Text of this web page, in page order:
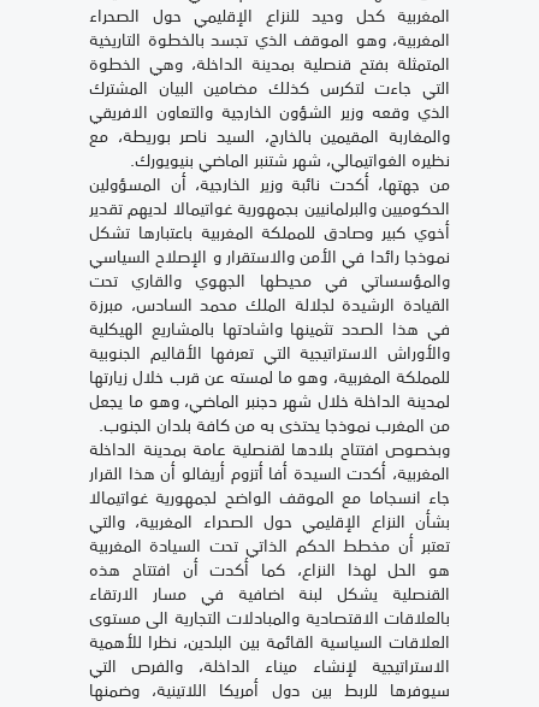
المغربية كحل وحيد للنزاع الإقليمي حول الصحراء
المغربية، وهو الموقف الذي تجسد بالخطوة التاريخية
المتمثلة بفتح قنصلية بمدينة الداخلة، وهي الخطوة
التي جاءت لتكرس كذلك مضامين البيان المشترك
الذي وقعه وزير الشؤون الخارجية والتعاون الافريقي
والمغاربة المقيمين بالخارج، السيد ناصر بوريطة، مع
نظيره الغواتيمالي، شهر شتنبر الماضي بنيويورك.
من جهتها، أكدت نائبة وزير الخارجية، أن المسؤولين
الحكوميين والبرلمانيين بجمهورية غواتيمالا لديهم تقدير
أخوي كبير وصادق للمملكة المغربية باعتبارها تشكل
نموذجا رائدا في الأمن والاستقرار و الإصلاح السياسي
والمؤسساتي في محيطها الجهوي والقاري تحت
القيادة الرشيدة لجلالة الملك محمد السادس، مبرزة
في هذا الصدد تثمينها واشادتها بالمشاريع الهيكلية
والأوراش الاستراتيجية التي تعرفها الأقاليم الجنوبية
للمملكة المغربية، وهو ما لمسته عن قرب خلال زيارتها
لمدينة الداخلة خلال شهر دجنبر الماضي، وهو ما يجعل
من المغرب نموذجا يحتذى به من كافة بلدان الجنوب.
وبخصوص افتتاح بلادها لقنصلية عامة بمدينة الداخلة
المغربية، أكدت السيدة أفا أتزوم أريفالو أن هذا القرار
جاء انسجاما مع الموقف الواضح لجمهورية غواتيمالا
بشأن النزاع الإقليمي حول الصحراء المغربية، والتي
تعتبر أن مخطط الحكم الذاتي تحت السيادة المغربية
هو الحل لهذا النزاع، كما أكدت أن افتتاح هذه
القنصلية يشكل لبنة اضافية في مسار الارتقاء
بالعلاقات الاقتصادية والمبادلات التجارية الى مستوى
العلاقات السياسية القائمة بين البلدين، نظرا للأهمية
الاستراتيجية لإنشاء ميناء الداخلة، والفرص التي
سيوفرها للربط بين دول أمريكا اللاتينية، وضمنها